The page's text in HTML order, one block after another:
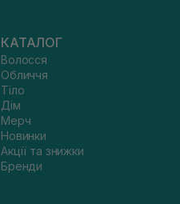
КАТАЛОГ
Волосся
Обличчя
Тіло
Дім
Мерч
Новинки
Акції та знижки
Бренди